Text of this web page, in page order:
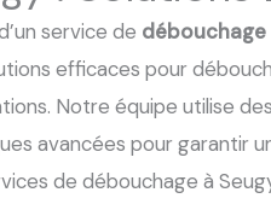
service de débouchage
efficaces pour
Notre équipe utilise
avancées pour garantir
de débouchage à